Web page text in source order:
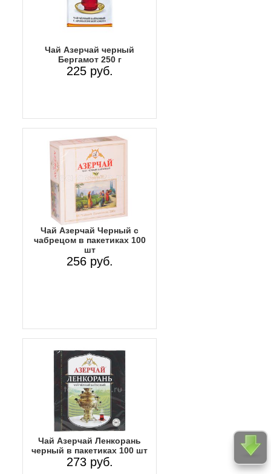
Чай Азерчай черный
Бергамот 250 г
225 руб.
Чай Азерчай Черный с
чабрецом в пакетиках 100
шт
256 руб.
Чай Азерчай Ленкорань
черный в пакетиках 100 шт
273 руб.